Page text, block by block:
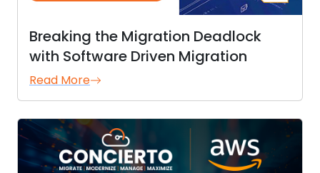
Breaking the Migration Deadlock
with Software Driven Migration
Read More